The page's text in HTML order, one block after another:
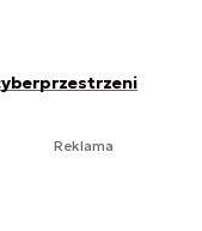
Reklama